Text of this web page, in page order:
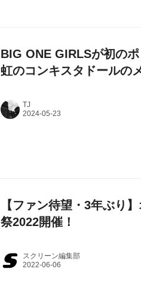
BIG ONE GIRLSが初の
虹のコンキスタドールの
TJ
【ファン待望・3年ぶり
祭2022開催！
スクリーン編集部